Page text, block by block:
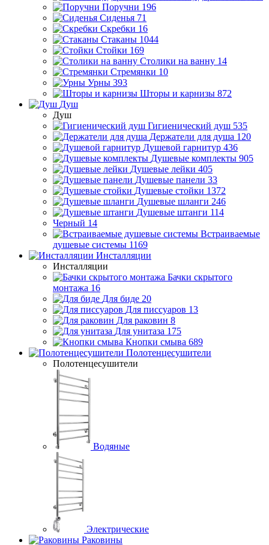
Поручни 196
Сиденья 71
Скребки 16
Стаканы 1044
Стойки 169
Столики на ванну 14
Стремянки 10
Урны 393
Шторы и карнизы 872
Душ
Душ
Гигиенический душ 535
Держатели для душа 120
Душевой гарнитур 436
Душевые комплекты 905
Душевые лейки 405
Душевые панели 33
Душевые стойки 1372
Душевые шланги 246
Душевые штанги 114
Черный 14
Встраиваемые
душевые системы 1169
Инсталляции
Инсталляции
Бачки скрытого
монтажа 16
Для биде 20
Для писсуаров 13
Для раковин 8
Для унитаза 175
Кнопки смыва 689
Полотенцесушители
Полотенцесушители
Водяные
Электрические
Раковины